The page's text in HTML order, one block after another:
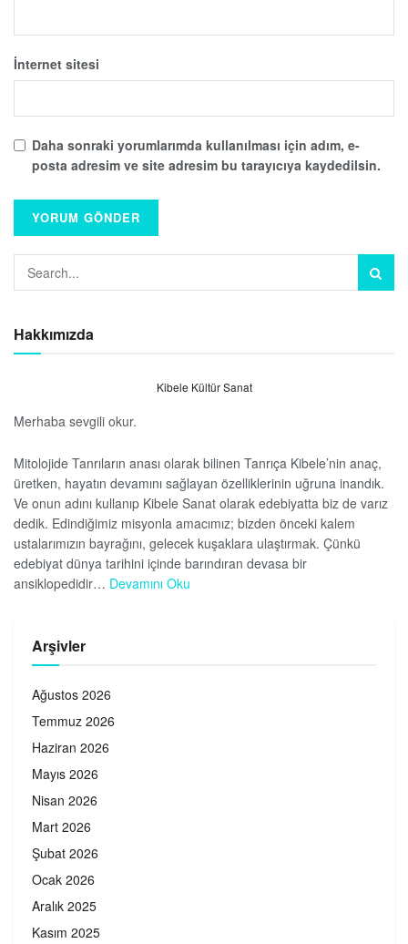
İnternet sitesi
Daha sonraki yorumlarımda kullanılması için adım, e-
posta adresim ve site adresim bu tarayıcıya kaydedilsin.
Hakkımızda
Kibele Kültür Sanat
Merhaba sevgili okur.
Mitolojide Tanrıların anası olarak bilinen Tanrıça Kibele’nin anaç,
üretken, hayatın devamını sağlayan özelliklerinin uğruna inandık.
Ve onun adını kullanıp Kibele Sanat olarak edebiyatta biz de varız
dedik. Edindiğimiz misyonla amacımız; bizden önceki kalem
ustalarımızın bayrağını, gelecek kuşaklara ulaştırmak. Çünkü
edebiyat dünya tarihini içinde barındıran devasa bir
ansiklopedidir… Devamını Oku
Arşivler
Ağustos 2026
Temmuz 2026
Haziran 2026
Mayıs 2026
Nisan 2026
Mart 2026
Şubat 2026
Ocak 2026
Aralık 2025
Kasım 2025